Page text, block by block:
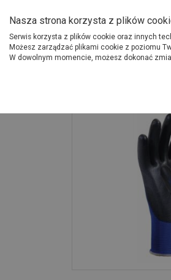
O Grupie PSB
Nasza strona korzysta z plików
Serwis korzysta z plików cookie oraz innych
Możesz zarządzać plikami cookie z poziomu
W dowolnym momencie, możesz dokonać